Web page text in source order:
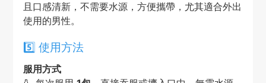
且口感清新，不需要水源，方便攜帶，尤其適合外出
使用的男性。
5️⃣ 使用方法
服用方式